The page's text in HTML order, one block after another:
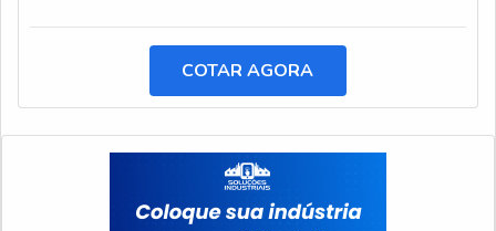
de diversos modelos e marcas.
COTAR AGORA